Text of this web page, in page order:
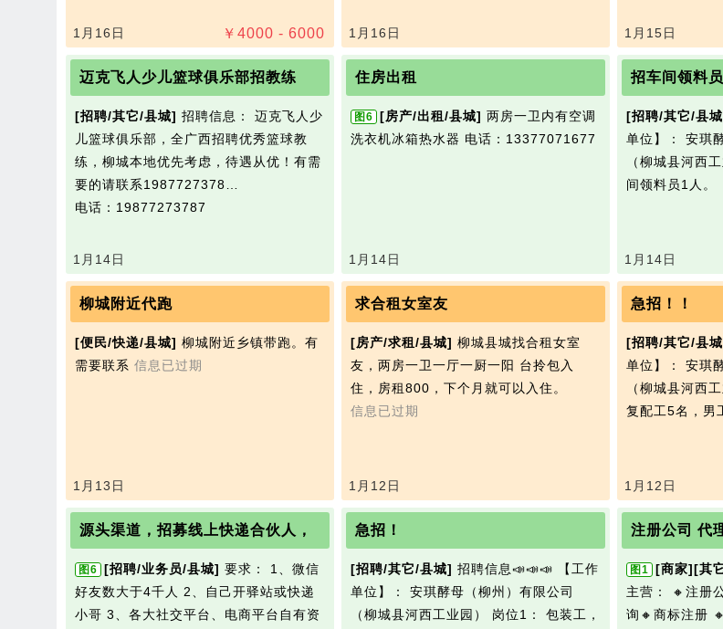
￥ 4000 - 6000
1月16日 1月16日 1月15日
迈克飞人少儿篮球俱乐部招教练
[招聘/其它/县城] 招聘信息： 迈克飞人少
儿篮球俱乐部，全广西招聘优秀篮球教
练，柳城本地优先考虑，待遇从优！有需
要的请联系1987727378…
电话：19877273787
1月14日
住房出租
图6 [房产/出租/县城] 两房一卫内有空调
洗衣机冰箱热水器 电话：13377071677
1月14日
招车间领料员
[招聘/其它/县
单位】： 安琪‭
（柳城县河西
间领料员1人。
1月14日
柳城附近代跑
[便民/快递/县城] 柳城附近乡镇带跑。有
需要联系 信息已过期
1月13日
求合租女室友
[房产/求租/县城] 柳城县城找合租女室
友，两房一卫一厅一厨一阳 台拎包入
住，房租800，下个月就可以入住。
信息已过期
1月12日
急招！！
[招聘/其它/县
单位】： 安琪‭
（柳城县河西
复配工5名，男
1月12日
源头渠道，招募线上快递合伙人，
图6 [招聘/业务员/县城] 要求： 1、微信
好友数大于4千人 2、自己开驿站或快递
小哥 3、各大社交平台、电商平台自有资
急招！
[招聘/其它/县城] 招聘信息📣📣📣 【工作
单位】： 安琪‭酵母（柳州）有限公司
（柳城县河西工业园） 岗位1： 包装工，
注册公司 代
图1 [商家][其
主营： 🔸注册
询🔸商标注册